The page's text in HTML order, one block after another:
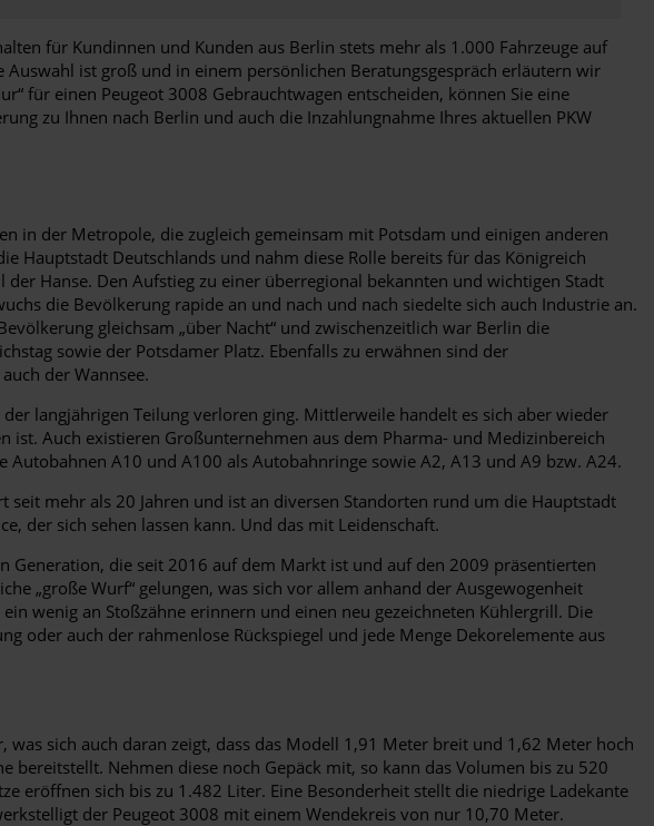
für Kundinnen und Kunden aus Berlin stets mehr als 1.000 Fahrzeuge auf
ist groß und in einem persönlichen Beratungsgespräch erläutern wir
für einen Peugeot 3008 Gebrauchtwagen entscheiden, können Sie eine
zu Ihnen nach Berlin und auch die Inzahlungnahme Ihres aktuellen PKW
in der Metropole, die zugleich gemeinsam mit Potsdam und einigen anderen
Deutschlands und nahm diese Rolle bereits für das Königreich
Hanse. Den Aufstieg zu einer überregional bekannten und wichtigen Stadt
die Bevölkerung rapide an und nach und nach siedelte sich auch Industrie an.
gleichsam „über Nacht“ und zwischenzeitlich war Berlin die
sowie der Potsdamer Platz. Ebenfalls zu erwähnen sind der
der Wannsee.
langjährigen Teilung verloren ging. Mittlerweile handelt es sich aber wieder
Auch existieren Großunternehmen aus dem Pharma- und Medizinbereich
A10 und A100 als Autobahnringe sowie A2, A13 und A9 bzw. A24.
mehr als 20 Jahren und ist an diversen Standorten rund um die Hauptstadt
der sich sehen lassen kann. Und das mit Leidenschaft.
Generation, die seit 2016 auf dem Markt ist und auf den 2009 präsentierten
„große Wurf“ gelungen, was sich vor allem anhand der Ausgewogenheit
wenig an Stoßzähne erinnern und einen neu gezeichneten Kühlergrill. Die
oder auch der rahmenlose Rückspiegel und jede Menge Dekorelemente aus
sich auch daran zeigt, dass das Modell 1,91 Meter breit und 1,62 Meter hoch
bereitstellt. Nehmen diese noch Gepäck mit, so kann das Volumen bis zu 520
eröffnen sich bis zu 1.482 Liter. Eine Besonderheit stellt die niedrige Ladekante
der Peugeot 3008 mit einem Wendekreis von nur 10,70 Meter.